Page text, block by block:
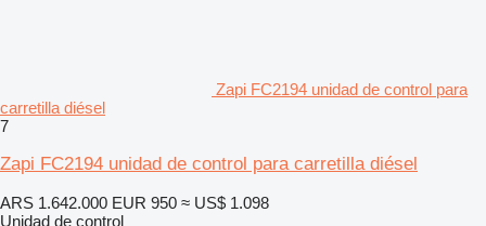
Zapi FC2194 unidad de control para
carretilla diésel
7
Zapi FC2194 unidad de control para carretilla diésel
ARS 1.642.000 EUR 950 ≈ US$ 1.098
Unidad de control